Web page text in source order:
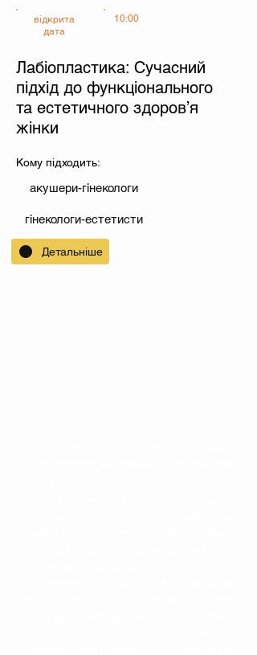
відкрита
дата
10:00
Лабіопластика: Сучасний
підхід до функціонального
та естетичного здоров’я
жінки
Кому підходить:
акушери-гінекологи
гінекологи-естетисти
Детальніше